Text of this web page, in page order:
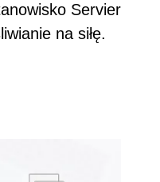
Servier
na siłę.